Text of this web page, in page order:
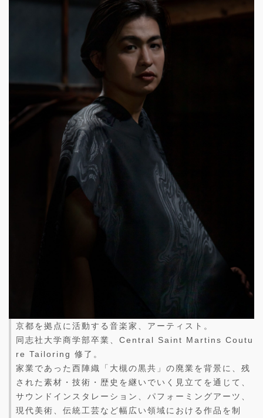
京都を拠点に活動する音楽家、アーティスト。
同志社大学商学部卒業、Central Saint Martins Coutu
re Tailoring 修了。
家業であった西陣織「大槻の黒共」の廃業を背景に、残
された素材・技術・歴史を継いでいく見立てを通じて、
サウンドインスタレーション、パフォーミングアーツ、
現代美術、伝統工芸など幅広い領域における作品を制